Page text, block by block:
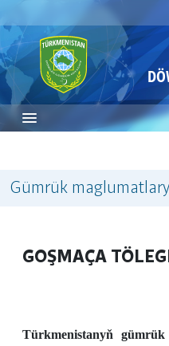
Gümrük maglumatlary
GOŞMAÇA
Türkmenistanyň